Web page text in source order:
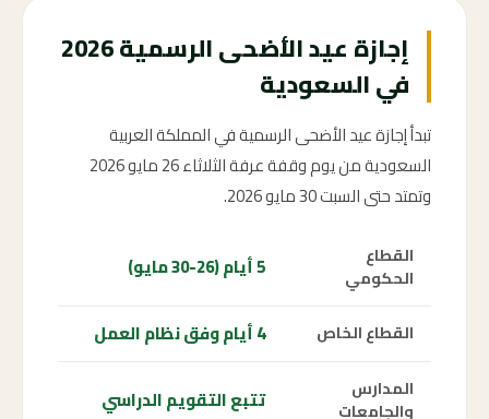
إجازة عيد الأضحى الرسمية 2026
في السعودية
تبدأ إجازة عيد الأضحى الرسمية في المملكة العربية
السعودية من يوم وقفة عرفة الثلاثاء 26 مايو 2026
وتمتد حتى السبت 30 مايو 2026.
القطاع
الحكومي
5 أيام (26-30 مايو)
القطاع الخاص 4 أيام وفق نظام العمل
المدارس
والجامعات
تتبع التقويم الدراسي